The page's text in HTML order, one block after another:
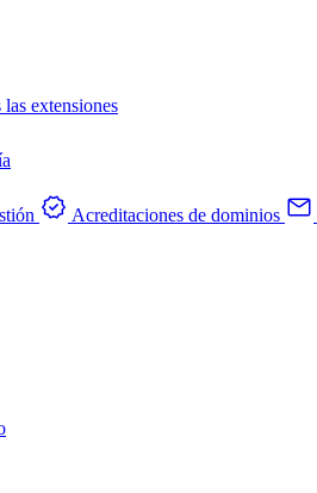
las extensiones
Acreditaciones de dominios